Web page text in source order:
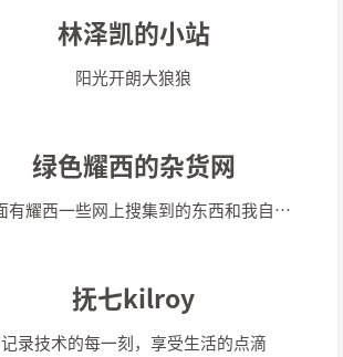
林泽凯的小站
阳光开朗大狼狼
绿色耀西的杂货网
里面有耀西一些网上搜集到的东西和我自己做的垃圾工程
抚七kilroy
记录技术的每一刻，享受生活的点滴